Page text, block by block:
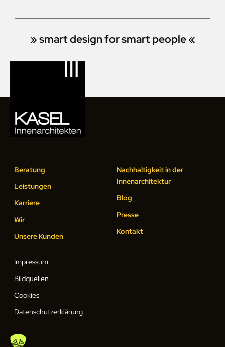
» smart design for smart people «
Beratung
Leistungen
Karriere
Wir
Unsere Kunden
Nachhaltigkeit in der
Innenarchitektur
Blog
Presse
Kontakt
Impressum
Bildquellen
Cookies
Datenschutzerklärung